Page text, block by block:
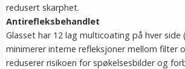
redusert skarphet.
Antirefleksbehandlet
Glasset har 12 lag multicoating på hver
minimerer interne refleksjoner mellom filter
reduserer risikoen for spøkelsesbilder og